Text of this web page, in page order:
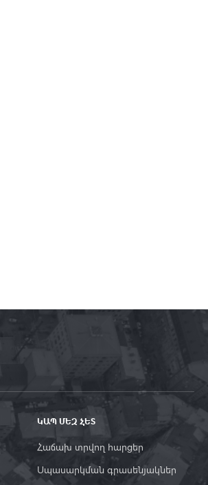
ԿԱՊ ՄԵԶ ՀԵՏ
Հաճախ տրվող հարցեր
Սպասարկման գրասենյակներ